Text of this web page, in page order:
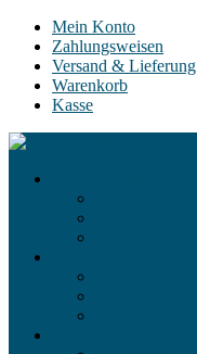
Mein Konto
Zahlungsweisen
Versand & Lieferung
Warenkorb
Kasse